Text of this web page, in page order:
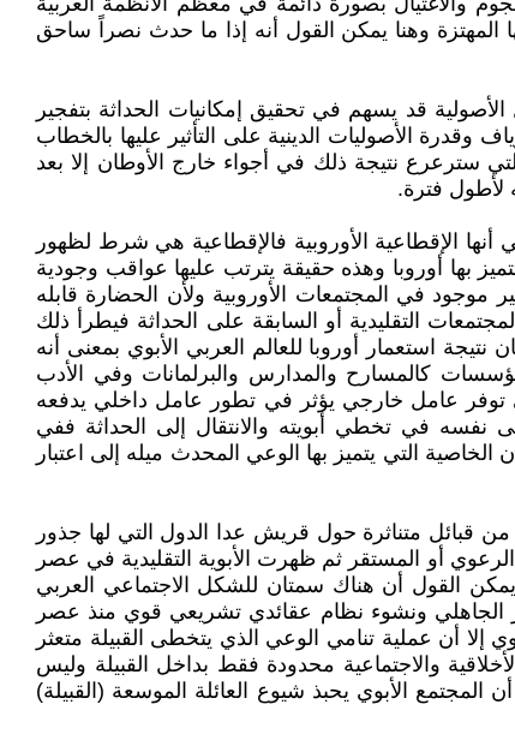
وهنا يمكن القول أنه إذا ما حدث نصراً ساحق
قد يسهم في تحقيق إمكانيات الحداثة بتفجير
الأصوليات الدينية على التأثير عليها بالخطاب
سترعرع نتيجة ذلك في أجواء خارج الأوطان إلا بعد
لأطول فترة.
أنها الإقطاعية الأوروبية فالإقطاعية هي شرط لظهور
بها أوروبا وهذه حقيقة يترتب عليها عواقب وجودية
موجود في المجتمعات الأوروبية ولأن الحضارة قابله
التقليدية أو السابقة على الحداثة فيطرأ ذلك
استعمار أوروبا للعالم العربي الأبوي بمعنى أنه
كالمسارح والمدارس والبرلمانات وفي الأدب
توفر عامل خارجي يؤثر في تطور عامل داخلي يدفعه
نفسه في تخطي أبويته والانتقال إلى الحداثة ففي
التي يتميز بها الوعي المحدث ميله إلى اعتبار
قبائل متناثرة حول قريش عدا الدول التي لها جذور
أو المستقر ثم ظهرت الأبوية التقليدية في عصر
القول أن هناك سمتان للشكل الاجتماعي العربي
الجاهلي ونشوء نظام عقائدي تشريعي قوي منذ عصر
إلا أن عملية تنامي الوعي الذي يتخطى القبيلة متعثر
والاجتماعية محدودة فقط بداخل القبيلة وليس
الأبوي يحبذ شيوع العائلة الموسعة (القبيلة)